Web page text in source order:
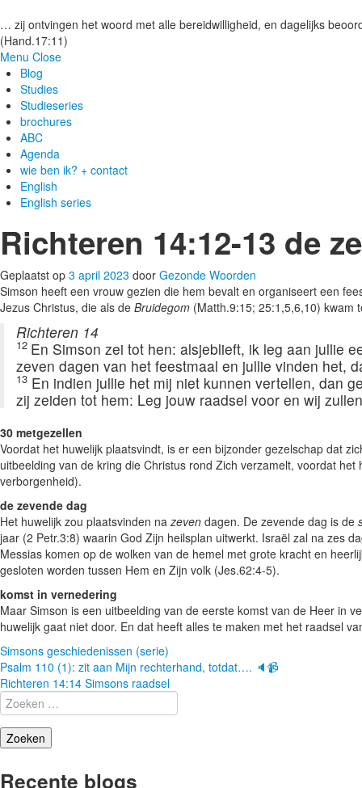
… zij ontvingen het woord met alle bereidwilligheid, en dagelijks
(Hand.17:11)
Menu Close
Blog
Studies
Studieseries
brochures
ABC
Agenda
wie ben ik? + contact
English
English series
Richteren 14:12-13 de
Geplaatst op 3 april 2023 door Gezonde Woorden
Simson heeft een vrouw gezien die hem bevalt en organiseert een
Jezus Christus, die als de Bruidegom (Matth.9:15; 25:1,5,6,10) kwam
Richteren 14
12 En Simson zei tot hen: alsjeblieft, ik leg aan jullie
zeven dagen van het feestmaal en jullie vinden het,
13 En indien jullie het mij niet kunnen vertellen, dan
zij zeiden tot hem: Leg jouw raadsel voor en wij
30 metgezellen
Voordat het huwelijk plaatsvindt, is er een bijzonder gezelschap dat
uitbeelding van de kring die Christus rond Zich verzamelt, voordat
verborgenheid).
de zevende dag
Het huwelijk zou plaatsvinden nazeven dagen. De zevende dag is de
jaar (2 Petr.3:8) waarin God Zijn heilsplan uitwerkt. Israël zal na zes
Messias komen op de wolken van de hemel met grote kracht en
gesloten worden tussen Hem en Zijn volk (Jes.62:4-5).
komst in vernedering
Maar Simson is een uitbeelding van de eerste komst van de Heer in
huwelijk gaat niet door. En dat heeft alles te maken met het raadsel
Simsons geschiedenissen (serie)
Berichtnavigatie
Psalm 110 (1): zit aan Mijn rechterhand, totdat…. 🔈📹
Richteren 14:14 Simsons raadsel
Zoeken
naar:
Recente blogs